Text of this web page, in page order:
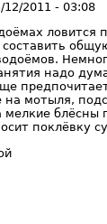
12/2011 - 03:08
ловится
надо
мотыля,
блёсны
поклёвку